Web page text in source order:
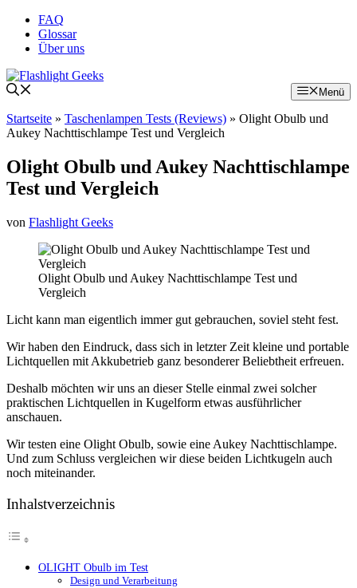
Zum
Inhalt
springen
FAQ
Glossar
Über uns
Menü
Startseite » Taschenlampen Tests (Reviews) » Olight Obulb und
Aukey Nachttischlampe Test und Vergleich
Olight Obulb und Aukey Nachttischlampe
Test und Vergleich
von Flashlight Geeks
Olight Obulb und Aukey Nachttischlampe Test und
Vergleich
Licht kann man eigentlich immer gut gebrauchen, soviel steht fest.
Wir haben den Eindruck, dass sich in letzter Zeit kleine und portable
Lichtquellen mit Akkubetrieb ganz besonderer Beliebtheit erfreuen.
Deshalb möchten wir uns an dieser Stelle einmal zwei solcher
praktischen Lichtquellen in Kugelform etwas ausführlicher
anschauen.
Wir testen eine Olight Obulb, sowie eine Aukey Nachttischlampe.
Und zum Schluss vergleichen wir diese beiden Lichtkugeln auch
noch miteinander.
Inhalstverzeichnis
OLIGHT Obulb im Test
Design und Verarbeitung